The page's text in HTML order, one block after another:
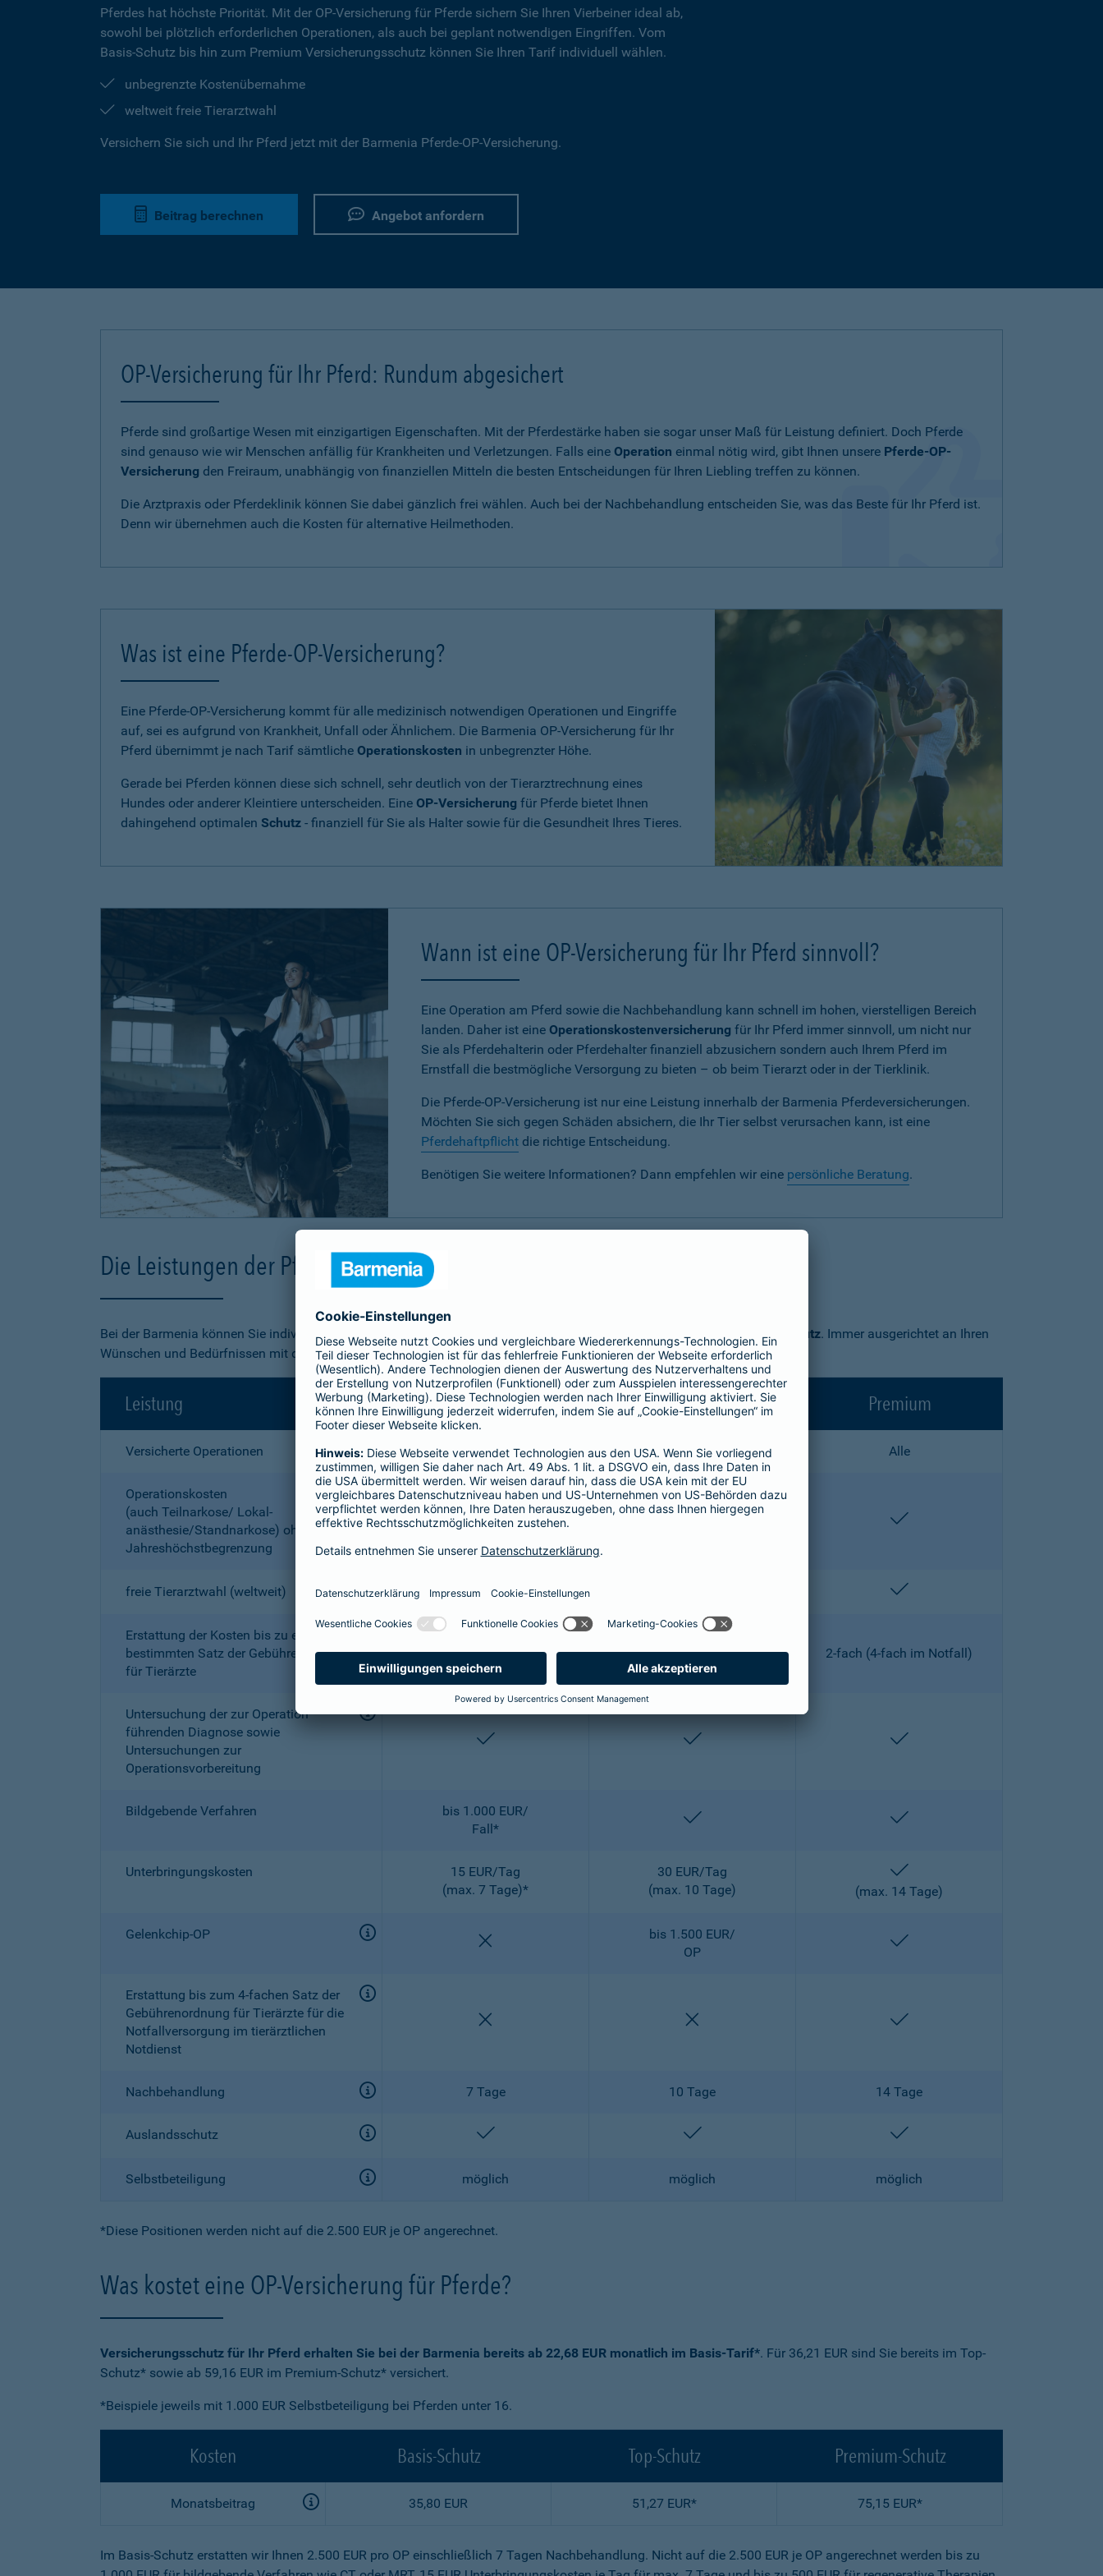
Pferdes hat höchste Priorität. Mit der OP-Versicherung für Pferde sichern Sie Ihren Vierbeiner ideal ab,
sowohl bei plötzlich erforderlichen Operationen, als auch bei geplant notwendigen Eingriffen. Vom
Basis-Schutz bis hin zum Premium Versicherungsschutz können Sie Ihren Tarif individuell wählen.
unbegrenzte Kostenübernahme
weltweit freie Tierarztwahl
Versichern Sie sich und Ihr Pferd jetzt mit der Barmenia Pferde-OP-Versicherung.
Beitrag berechnen Angebot anfordern
OP-Versicherung für Ihr Pferd: Rundum abgesichert
Pferde sind großartige Wesen mit einzigartigen Eigenschaften. Mit der Pferdestärke haben sie sogar unser Maß für Leistung definiert. Doch Pferde
sind genauso wie wir Menschen anfällig für Krankheiten und Verletzungen. Falls eine Operation einmal nötig wird, gibt Ihnen unsere Pferde-OP-
Versicherung den Freiraum, unabhängig von finanziellen Mitteln die besten Entscheidungen für Ihren Liebling treffen zu können.
Die Arztpraxis oder Pferdeklinik können Sie dabei gänzlich frei wählen. Auch bei der Nachbehandlung entscheiden Sie, was das Beste für Ihr Pferd ist.
Denn wir übernehmen auch die Kosten für alternative Heilmethoden.
Was ist eine Pferde-OP-Versicherung?
Eine Pferde-OP-Versicherung kommt für alle medizinisch notwendigen Operationen und Eingriffe
auf, sei es aufgrund von Krankheit, Unfall oder Ähnlichem. Die Barmenia OP-Versicherung für Ihr
Pferd übernimmt je nach Tarif sämtliche Operationskosten in unbegrenzter Höhe.
Gerade bei Pferden können diese sich schnell, sehr deutlich von der Tierarztrechnung eines
Hundes oder anderer Kleintiere unterscheiden. Eine OP-Versicherung für Pferde bietet Ihnen
dahingehend optimalen Schutz - finanziell für Sie als Halter sowie für die Gesundheit Ihres Tieres.
Wann ist eine OP-Versicherung für Ihr Pferd sinnvoll?
Eine Operation am Pferd sowie die Nachbehandlung kann schnell im hohen, vierstelligen Bereich
landen. Daher ist eine Operationskostenversicherung für Ihr Pferd immer sinnvoll, um nicht nur
Sie als Pferdehalterin oder Pferdehalter finanziell abzusichern sondern auch Ihrem Pferd im
Ernstfall die bestmögliche Versorgung zu bieten – ob beim Tierarzt oder in der Tierklinik.
Die Pferde-OP-Versicherung ist nur eine Leistung innerhalb der Barmenia Pferdeversicherungen.
Möchten Sie sich gegen Schäden absichern, die Ihr Tier selbst verursachen kann, ist eine
Pferdehaftpflicht die richtige Entscheidung.
Benötigen Sie weitere Informationen? Dann empfehlen wir eine persönliche Beratung.
Die Leistungen der Pferde-OP-Versicherung im Vergleich
Bei der Barmenia können Sie individuell aus 3 verschiedenen Tarifen für Ihr Pferd wählen: Basis-, Top- oder Premium-Schutz. Immer ausgerichtet an Ihren
Wünschen und Bedürfnissen mit dem besten Preis-Leistungsverhältnis.
Leistung Basis Top Premium
Versicherte Operationen Alle Alle Alle
Operationskosten
(auch Teilnarkose/ Lokal­
anästhesie/Standnarkose) ohne
Jahreshöchstbe­grenzung
bis 2.500 EUR/
OP
enthalten enthalten
freie Tierarztwahl (weltweit) enthalten enthalten
Erstattung der Kosten bis zu einem
bestimmten Satz der Gebührenordnung
für Tierärzte
2-fach 2-fach 2-fach (4-fach im Notfall)
Untersuchung der zur Operation
führenden Diagnose sowie
Untersuchungen zur
Operationsvorbereitung
enthalten enthalten enthalten
Bildgebende Verfahren
bis 1.000 EUR/
Fall*
enthalten enthalten
Unterbringungskosten
15 EUR/Tag
(max. 7 Tage)*
30 EUR/Tag
(max. 10 Tage)
enthalten
(max. 14 Tage)
Gelenkchip-OP
bis 1.500 EUR/
OP
enthalten
Erstattung bis zum 4-fachen Satz der
Gebührenordnung für Tierärzte für die
Notfallversorgung im tierärztlichen
Notdienst
enthalten
Nachbehandlung 7 Tage 10 Tage 14 Tage
Auslandsschutz enthalten enthalten enthalten
Selbstbeteiligung möglich möglich möglich
*Diese Positionen werden nicht auf die 2.500 EUR je OP angerechnet.
Was kostet eine OP-Versicherung für Pferde?
Versicherungsschutz für Ihr Pferd erhalten Sie bei der Barmenia bereits ab 22,68 EUR monatlich im Basis-Tarif*. Für 36,21 EUR sind Sie bereits im Top-
Schutz* sowie ab 59,16 EUR im Premium-Schutz* versichert.
*Beispiele jeweils mit 1.000 EUR Selbstbeteiligung bei Pferden unter 16.
Kosten Basis-Schutz Top-Schutz Premium-Schutz
Monatsbeitrag 35,80 EUR 51,27 EUR* 75,15 EUR*
Im Basis-Schutz erstatten wir Ihnen 2.500 EUR pro OP einschließlich 7 Tagen Nachbehandlung. Nicht auf die 2.500 EUR je OP angerechnet werden bis zu